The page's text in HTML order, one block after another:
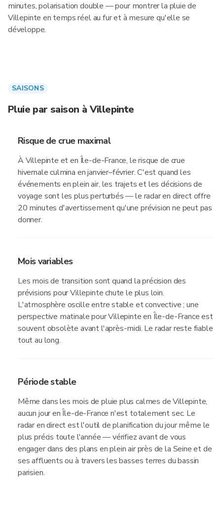
minutes, polarisation double — pour montrer la pluie de
Villepinte en temps réel au fur et à mesure qu'elle se
développe.
SAISONS
Pluie par saison à Villepinte
Risque de crue maximal
À Villepinte et en Île-de-France, le risque de crue
hivernale culmina en janvier–février. C'est quand les
événements en plein air, les trajets et les décisions de
voyage sont les plus perturbés — le radar en direct offre
20 minutes d'avertissement qu'une prévision ne peut pas
donner.
Mois variables
Les mois de transition sont quand la précision des
prévisions pour Villepinte chute le plus loin.
L'atmosphère oscille entre stable et convective ; une
perspective matinale pour Villepinte en Île-de-France est
souvent obsolète avant l'après-midi. Le radar reste fiable
tout au long.
Période stable
Même dans les mois de pluie plus calmes de Villepinte,
aucun jour en Île-de-France n'est totalement sec. Le
radar en direct est l'outil de planification du jour même le
plus précis toute l'année — vérifiez avant de vous
engager dans des plans en plein air près de la Seine et de
ses affluents ou à travers les basses terres du bassin
parisien.